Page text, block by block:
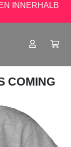
INNERHALB
COMING